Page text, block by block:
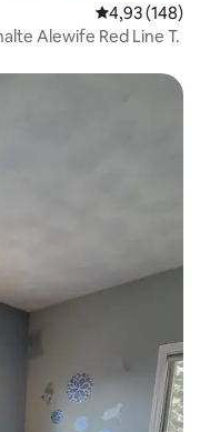
Gemiddelde
4,93 (148)
Alewife Red Line T.